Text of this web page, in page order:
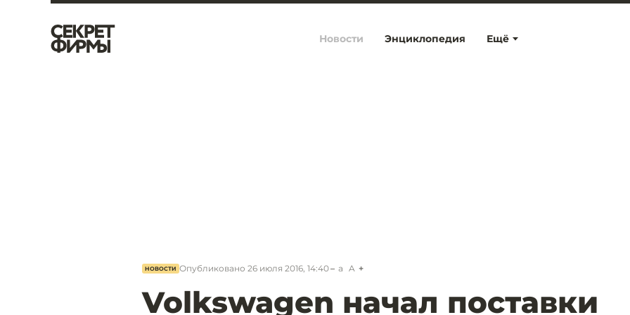
Ещё
Новости Энциклопедия
НОВОСТИ Опубликовано 26 июля 2016, 14:40 a A
Volkswagen начал поставки